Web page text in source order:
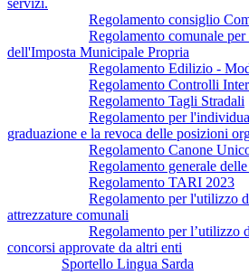
Regolamento consiglio
Regolamento comunale
dell'Imposta Municipale Propria
Regolamento Edilizio -
Regolamento Controlli
Regolamento Tagli Stradali
Regolamento per
graduazione e la revoca delle posizioni
Regolamento Canone
Regolamento generale
Regolamento TARI 2023
Regolamento per l'utilizzo
attrezzature comunali
Regolamento per l’utilizzo
concorsi approvate da altri enti
Sportello Lingua Sarda